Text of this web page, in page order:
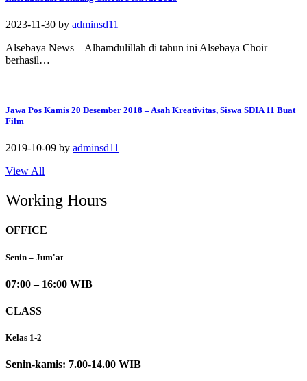
2023-11-30 by adminsd11
Alsebaya News – Alhamdulillah di tahun ini Alsebaya Choir
berhasil…
Jawa Pos Kamis 20 Desember 2018 – Asah Kreativitas, Siswa SDIA 11 Buat
Film
2019-10-09 by adminsd11
View All
Working Hours
OFFICE
Senin – Jum'at
07:00 – 16:00 WIB
CLASS
Kelas 1-2
Senin-kamis: 7.00-14.00 WIB